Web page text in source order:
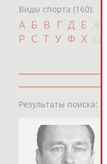
Виды спорта (160):
А Б В Г Д Е
Р С Т У Ф Х
Результаты поиска: